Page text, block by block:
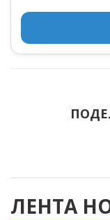
ЛЕНТА